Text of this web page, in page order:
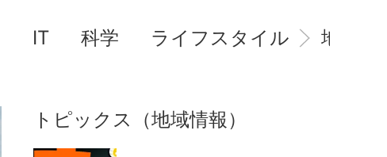
IT 科学 ライフスタイル 地域情
トピックス（地域情報）